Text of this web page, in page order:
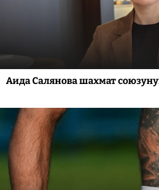
Аида Салянова шахмат